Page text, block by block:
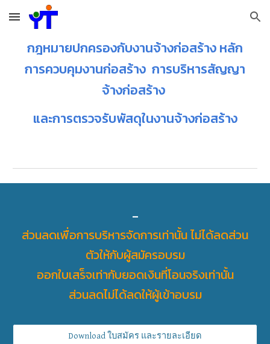
Skip to main content Skip to navigation
กฎหมายปกครองกับงานจ้างก่อสร้าง หลัก
การควบคุมงานก่อสร้าง การบริหารสัญญา
จ้างก่อสร้าง
และการตรวจรับพัสดุในงานจ้างก่อสร้าง
-
ส่วนลดเพื่อการบริหารจัดการเท่านั้น ไม่ได้ลดส่วน
ตัวให้กับผู้สมัครอบรม
ออกใบเสร็จเท่ากับยอดเงินที่โอนจริงเท่านั้น
ส่วนลดไม่ได้ลดให้ผู้เข้าอบรม
Download ใบสมัคร และรายละเอียด